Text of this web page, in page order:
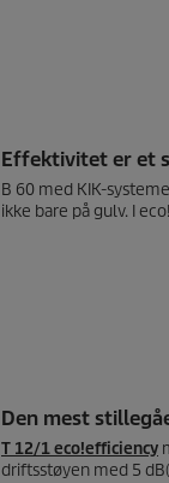
Effektivitet er et
B 60 med KIK-
ikke bare på gulv. I
Den mest
T 12/1eco!efficiency
driftsstøyen med 5